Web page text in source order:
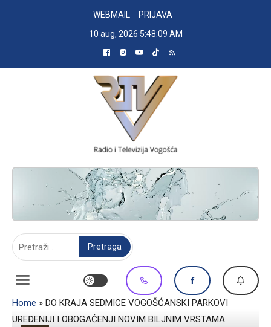
WEBMAIL
PRIJAVA
10 aug, 2026 5:48:10 AM
RADIO TELEVIZIJA VOGOŠĆA
Home » DO KRAJA SEDMICE VOGOŠĆANSKI PARKOVI
UREĐENIJI I OBOGAĆENJI NOVIM BILJNIM VRSTAMA